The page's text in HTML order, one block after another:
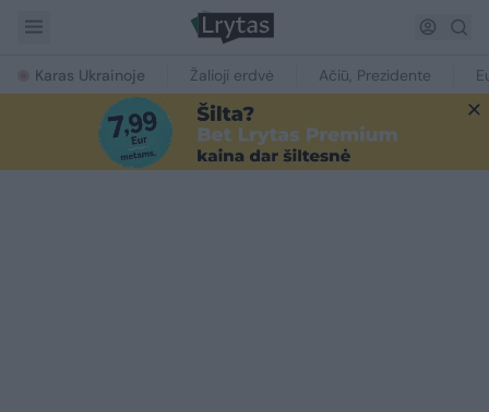
Karas Ukrainoje Žalioji erdvė Ačiū, Prezidente